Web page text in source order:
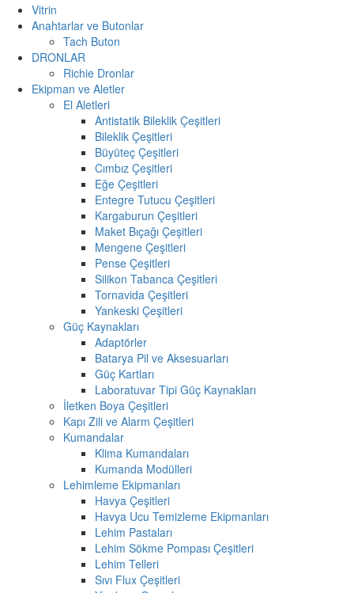
Vitrin
Anahtarlar ve Butonlar
Tach Buton
DRONLAR
Richie Dronlar
Ekipman ve Aletler
El Aletleri
Antistatik Bileklik Çeşitleri
Bileklik Çeşitleri
Büyüteç Çeşitleri
Cımbız Çeşitleri
Eğe Çeşitleri
Entegre Tutucu Çeşitleri
Kargaburun Çeşitleri
Maket Bıçağı Çeşitleri
Mengene Çeşitleri
Pense Çeşitleri
Silikon Tabanca Çeşitleri
Tornavida Çeşitleri
Yankeski Çeşitleri
Güç Kaynakları
Adaptörler
Batarya Pil ve Aksesuarları
Güç Kartları
Laboratuvar Tipi Güç Kaynakları
İletken Boya Çeşitleri
Kapı Zili ve Alarm Çeşitleri
Kumandalar
Klima Kumandaları
Kumanda Modülleri
Lehimleme Ekipmanları
Havya Çeşitleri
Havya Ucu Temizleme Ekipmanları
Lehim Pastaları
Lehim Sökme Pompası Çeşitleri
Lehim Telleri
Sıvı Flux Çeşitleri